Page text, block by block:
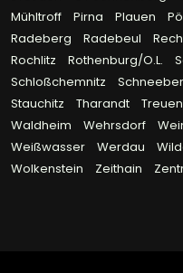
Mühltroff
Pirna Plauen
Radeberg
Radebeul
Rochlitz
Rothenburg/O.L.
Schloßchemnitz
Stauchitz
Tharandt Treuen
Waldheim
Wehrsdorf
Weißwasser
Werdau
Wolkenstein
Zeithain